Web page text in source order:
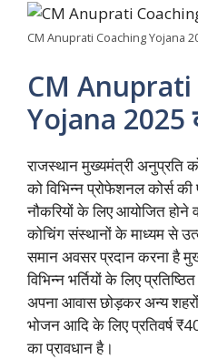
CM Anuprati Coaching Yojana
CM
Yojana 2025
राजस्थान मुख्यमंत्री अनुप्रति
को विभिन्न प्रोफेशनल कोर्स की
नौकरियों के लिए आयोजित होने
कोचिंग संस्थानों के माध्यम से
समान अवसर प्रदान करना है
विभिन्न भर्तियों के लिए
अपना आवास छोड़कर अन्य
भोजन आदि के लिए प्रतिवर्ष
का प्रावधान है।